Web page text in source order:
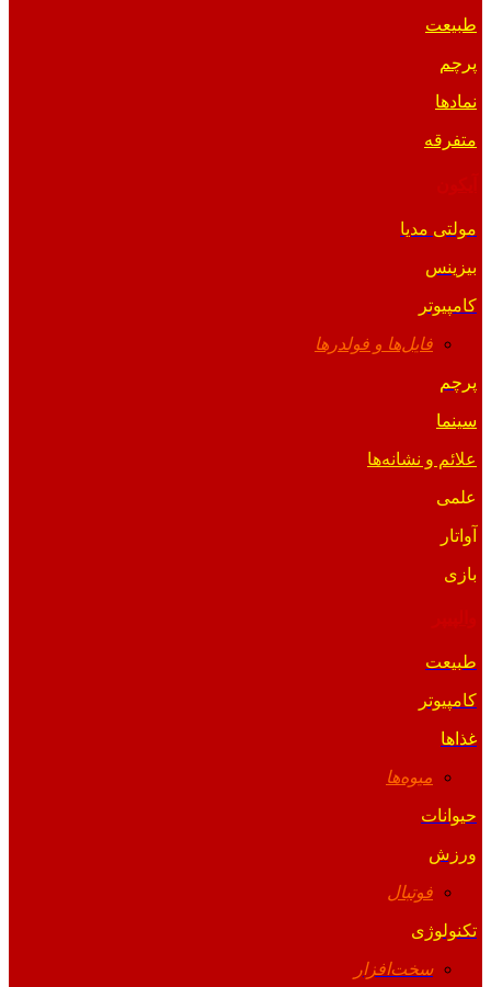
طبیعت
پرچم
نمادها
متفرقه
مولتی مدیا
بیزینس
کامپیوتر
فایل‌ها و فولدرها
پرچم
سینما
علائم و نشانه‌ها
علمی
آواتار
بازی
طبیعت
کامپیوتر
غذاها
میوه‌ها
حیوانات
ورزش
فوتبال
تکنولوژی
سخت‌افزار